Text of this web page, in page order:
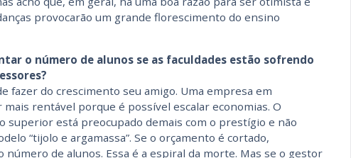
provocarão um grande florescimento do ensino
o número de alunos se as faculdades estão sofrendo
fazer do crescimento seu amigo. Uma empresa em
rentável porque é possível escalar economias. O
superior está preocupado demais com o prestígio e não
“tijolo e argamassa”. Se o orçamento é cortado,
de alunos. Essa é a espiral da morte. Mas se o gestor